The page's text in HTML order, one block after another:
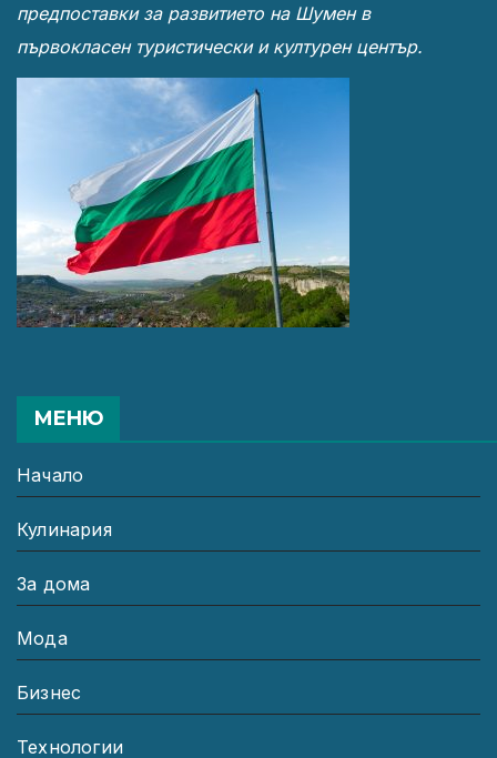
предпоставки за развитието на Шумен в
първокласен туристически и културен център.
МЕНЮ
Начало
Кулинария
За дома
Мода
Бизнес
Технологии